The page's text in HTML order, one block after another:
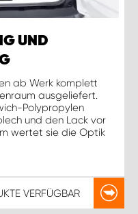
UND
ab Werk komplett
ausgeliefert.
Polypropylen
und den Lack vor
wertet sie die Optik
VERFÜGBAR